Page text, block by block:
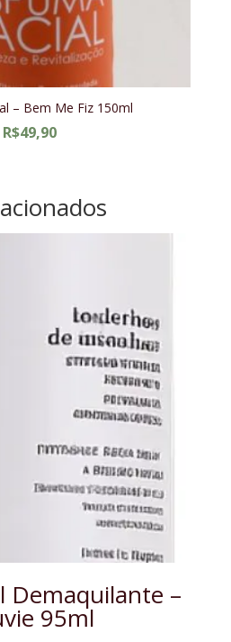
– Bem Me Fiz 150ml
R$49,90
Demaquilante –
95ml